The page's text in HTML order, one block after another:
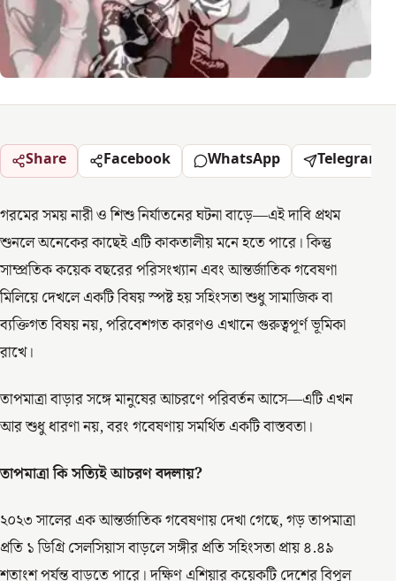
Share Facebook WhatsApp Telegram
গরমের সময় নারী ও শিশু নির্যাতনের ঘটনা বাড়ে—এই দাবি প্রথম
শুনলে অনেকের কাছেই এটি কাকতালীয় মনে হতে পারে। কিন্তু
সাম্প্রতিক কয়েক বছরের পরিসংখ্যান এবং আন্তর্জাতিক গবেষণা
মিলিয়ে দেখলে একটি বিষয় স্পষ্ট হয় সহিংসতা শুধু সামাজিক বা
ব্যক্তিগত বিষয় নয়, পরিবেশগত কারণও এখানে গুরুত্বপূর্ণ ভূমিকা
রাখে।
তাপমাত্রা বাড়ার সঙ্গে মানুষের আচরণে পরিবর্তন আসে—এটি এখন
আর শুধু ধারণা নয়, বরং গবেষণায় সমর্থিত একটি বাস্তবতা।
তাপমাত্রা কি সত্যিই আচরণ বদলায়?
২০২৩ সালের এক আন্তর্জাতিক গবেষণায় দেখা গেছে, গড় তাপমাত্রা
প্রতি ১ ডিগ্রি সেলসিয়াস বাড়লে সঙ্গীর প্রতি সহিংসতা প্রায় ৪.৪৯
শতাংশ পর্যন্ত বাড়তে পারে। দক্ষিণ এশিয়ার কয়েকটি দেশের বিপুল